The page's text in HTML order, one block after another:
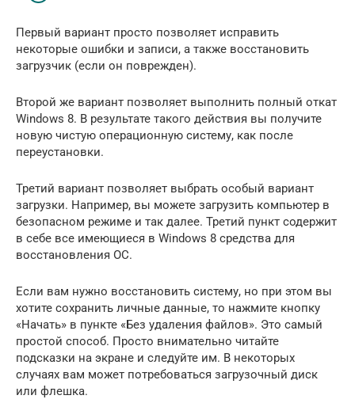
Первый вариант просто позволяет исправить
некоторые ошибки и записи, а также восстановить
загрузчик (если он поврежден).
Второй же вариант позволяет выполнить полный откат
Windows 8. В результате такого действия вы получите
новую чистую операционную систему, как после
переустановки.
Третий вариант позволяет выбрать особый вариант
загрузки. Например, вы можете загрузить компьютер в
безопасном режиме и так далее. Третий пункт содержит
в себе все имеющиеся в Windows 8 средства для
восстановления ОС.
Если вам нужно восстановить систему, но при этом вы
хотите сохранить личные данные, то нажмите кнопку
«Начать» в пункте «Без удаления файлов». Это самый
простой способ. Просто внимательно читайте
подсказки на экране и следуйте им. В некоторых
случаях вам может потребоваться загрузочный диск
или флешка.